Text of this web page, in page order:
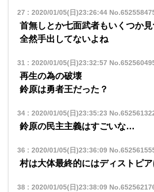
27 : 2020/01/05(日)23:26:44
首無しとか七面武者もいくつか
全然手出してないよね
31: 2020/01/05(日)23:32:57
再生の為の破壊
鈴原は勇者王だった？
34: 2020/01/05(日)23:35:23
鈴原の民主主義はすごいな…
36 : 2020/01/05(日)23:36:09
村は大体最終的にはディストピ
38: 2020/01/05(日)23:38:09